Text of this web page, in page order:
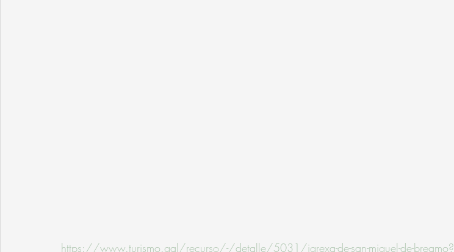
https://www.turismo.gal/recurso/-/detalle/5031/igrexa-de-san-miguel-de-breamo?